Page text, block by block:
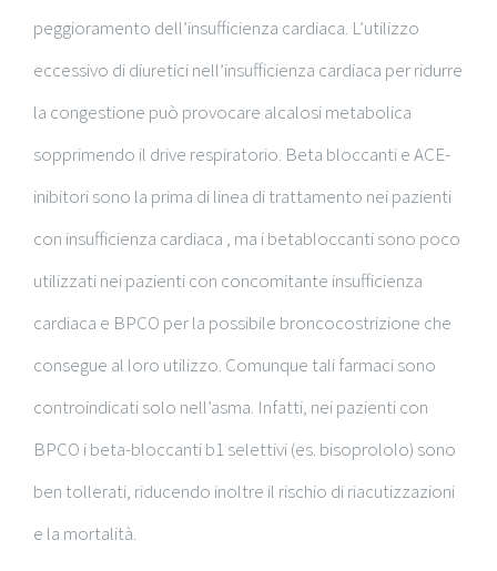
peggioramento dell’insufficienza cardiaca. L’utilizzo
eccessivo di diuretici nell’insufficienza cardiaca per ridurre
la congestione può provocare alcalosi metabolica
sopprimendo il drive respiratorio. Beta bloccanti e ACE-
inibitori sono la prima di linea di trattamento nei pazienti
con insufficienza cardiaca , ma i betabloccanti sono poco
utilizzati nei pazienti con concomitante insufficienza
cardiaca e BPCO per la possibile broncocostrizione che
consegue al loro utilizzo. Comunque tali farmaci sono
controindicati solo nell’asma. Infatti, nei pazienti con
BPCO i beta-bloccanti b1 selettivi (es. bisoprololo) sono
ben tollerati, riducendo inoltre il rischio di riacutizzazioni
e la mortalità.